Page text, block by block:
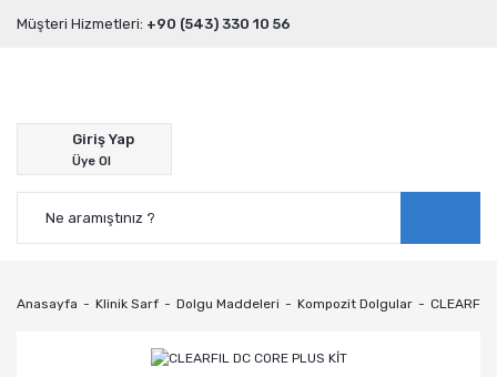
Müşteri Hizmetleri: +90 (543) 330 10 56
Giriş Yap
Üye Ol
Anasayfa Klinik Sarf Dolgu Maddeleri Kompozit Dolgular CLEARFIL